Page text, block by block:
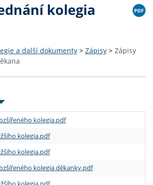
kolegia
a další dokumenty > Zápisy > Zápisy
kolegia.pdf
kolegia.pdf
kolegia.pdf
kolegia děkanky.pdf